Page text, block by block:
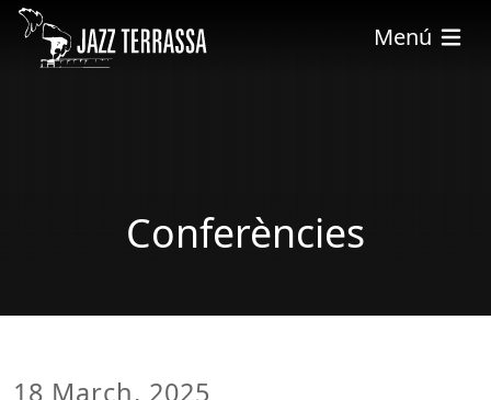
Skip to main content
Menú
Conferències
18 March, 2025